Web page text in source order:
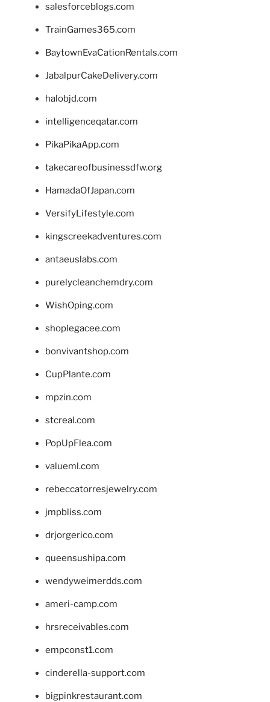
salesforceblogs.com
TrainGames365.com
BaytownEvaCationRentals.com
JabalpurCakeDelivery.com
halobjd.com
intelligenceqatar.com
PikaPikaApp.com
takecareofbusinessdfw.org
HamadaOfJapan.com
VersifyLifestyle.com
kingscreekadventures.com
antaeuslabs.com
purelycleanchemdry.com
WishOping.com
shoplegacee.com
bonvivantshop.com
CupPlante.com
mpzin.com
stcreal.com
PopUpFlea.com
valueml.com
rebeccatorresjewelry.com
jmpbliss.com
drjorgerico.com
queensushipa.com
wendyweimerdds.com
ameri-camp.com
hrsreceivables.com
empconst1.com
cinderella-support.com
bigpinkrestaurant.com